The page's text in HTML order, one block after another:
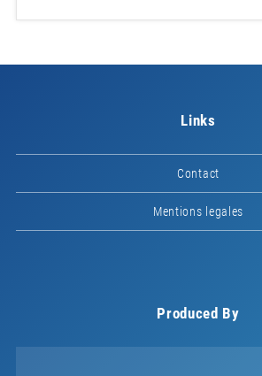
Links
Contact
Mentions legales
Produced By